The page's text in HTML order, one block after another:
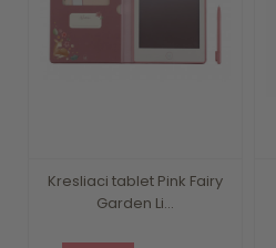
Kresliaci tablet Pink Fairy
Garden Li...